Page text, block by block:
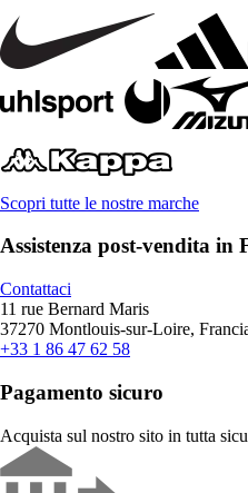
Scopri tutte le nostre marche
Assistenza post-vendita in
Contattaci
11 rue Bernard Maris
37270 Montlouis-sur-Loire,
+33 1 86 47 62 58
Pagamento sicuro
Acquista sul nostro sito in tutta